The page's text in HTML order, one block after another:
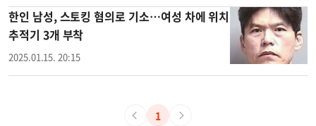
한인 남성, 스토킹 혐의로 기소…여성 차에 위치
추적기 3개 부착
2025.01.15. 20:15
1